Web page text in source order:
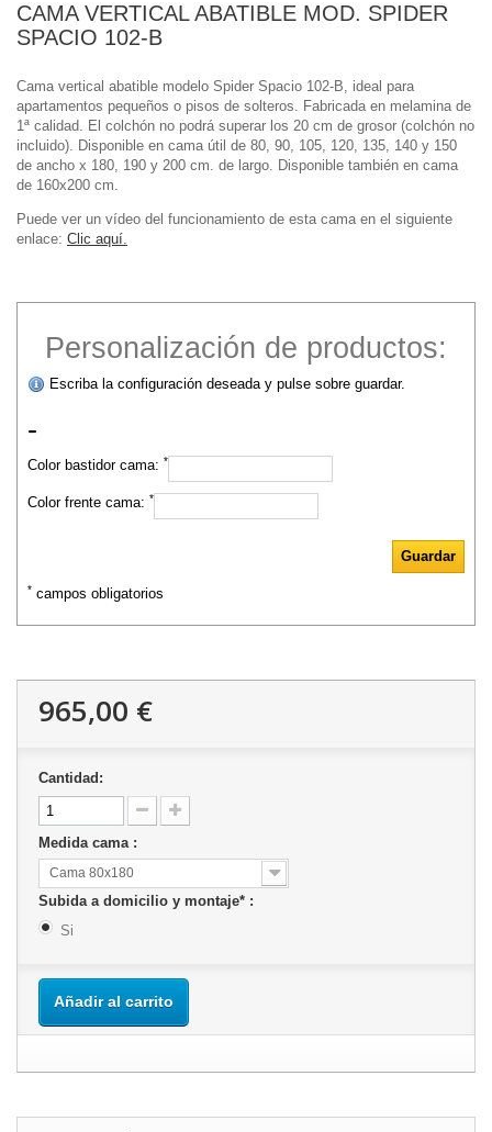
CAMA VERTICAL ABATIBLE MOD. SPIDER
SPACIO 102-B
Cama vertical abatible modelo Spider Spacio 102-B, ideal para
apartamentos pequeños o pisos de solteros. Fabricada en melamina de
1ª calidad. El colchón no podrá superar los 20 cm de grosor (colchón no
incluido). Disponible en cama útil de 80, 90, 105, 120, 135, 140 y 150
de ancho x 180, 190 y 200 cm. de largo. Disponible también en cama
de 160x200 cm.
Puede ver un vídeo del funcionamiento de esta cama en el siguiente
enlace: Clic aquí.
Personalización de productos:
Escriba la configuración deseada y pulse sobre guardar.
-
Color bastidor cama:*
Color frente cama:*
* campos obligatorios
965,00 €
Cantidad:
Medida cama :
Cama 80x180
Subida a domicilio y montaje* :
Si
Añadir al carrito